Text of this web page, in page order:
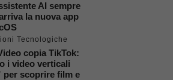
AI sempre
la nuova app
Tecnologiche
copia TikTok:
i video verticali
per scoprire film e